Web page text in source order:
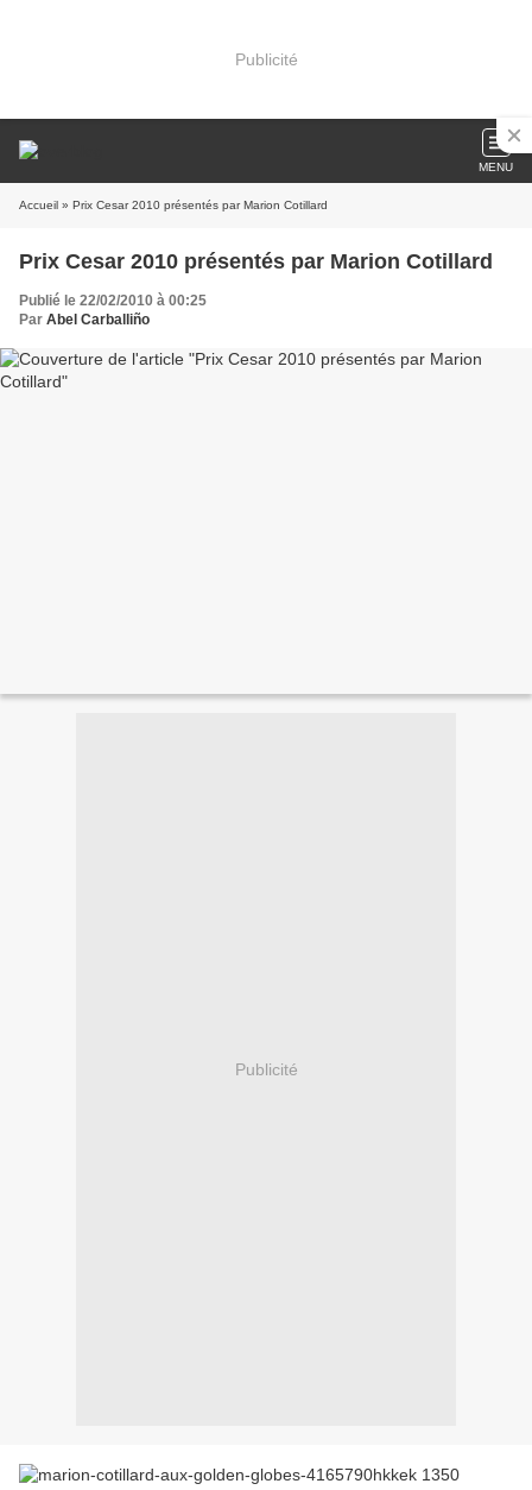
Publicité
MENU
Accueil » Prix Cesar 2010 présentés par Marion Cotillard
Prix Cesar 2010 présentés par Marion Cotillard
Publié le 22/02/2010 à 00:25
Par Abel Carballiño
Publicité